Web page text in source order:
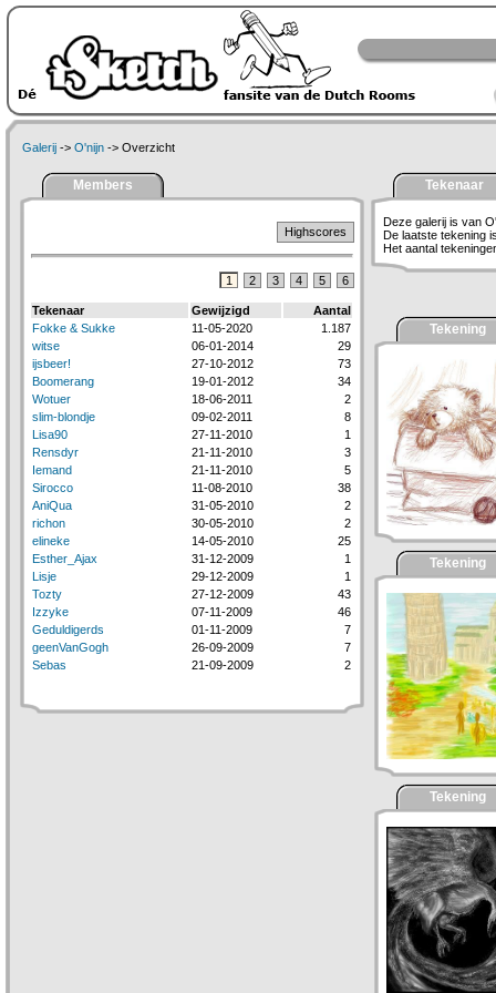
Galerij -> O'nijn -> Overzicht
Members
Highscores
1 2 3 4 5 6
Tekenaar Gewijzigd
Aantal
Fokke & Sukke
11-05-2020
1.187
witse
06-01-2014
29
ijsbeer!
27-10-2012
73
Boomerang
19-01-2012
34
Wotuer
18-06-2011
2
slim-blondje
09-02-2011
8
Lisa90
27-11-2010
1
Rensdyr
21-11-2010
3
Iemand
21-11-2010
5
Sirocco
11-08-2010
38
AniQua
31-05-2010
2
richon
30-05-2010
2
elineke
14-05-2010
25
Esther_Ajax
31-12-2009
1
Lisje
29-12-2009
1
Tozty
27-12-2009
43
Izzyke
07-11-2009
46
Geduldigerds
01-11-2009
7
geenVanGogh
26-09-2009
7
Sebas
21-09-2009 2
Tekenaar
Deze galerij is van
De laatste tekening
Het aantal
Tekening
Tekening
Tekening